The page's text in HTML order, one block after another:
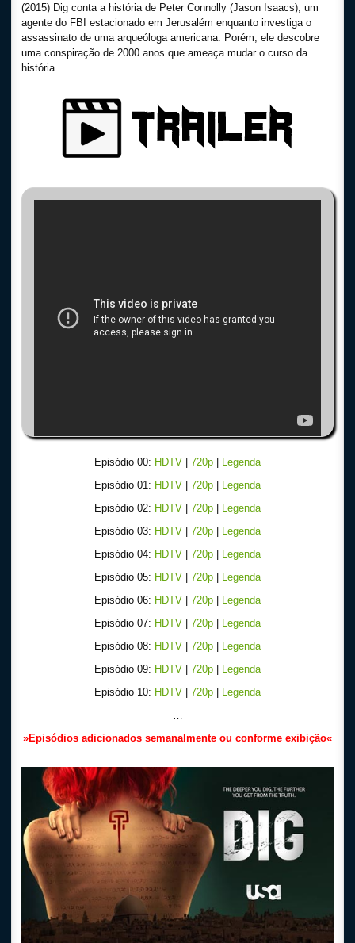
(2015) Dig conta a história de Peter Connolly (Jason Isaacs), um
agente do FBI estacionado em Jerusalém enquanto investiga o
assassinato de uma arqueóloga americana. Porém, ele descobre
uma conspiração de 2000 anos que ameaça mudar o curso da
história.
Episódio 00: HDTV 720p
Legenda
Episódio 01: HDTV 720p
Legenda
Episódio 02: HDTV 720p
Legenda
Episódio 03: HDTV 720p
Legenda
Episódio 04: HDTV 720p
Legenda
Episódio 05: HDTV 720p
Legenda
Episódio 06: HDTV 720p
Legenda
Episódio 07: HDTV 720p
Legenda
Episódio 08: HDTV 720p
Legenda
Episódio 09: HDTV 720p
Legenda
Episódio 10: HDTV 720p
Legenda
…
»Episódios adicionados semanalmente ou conforme exibição«